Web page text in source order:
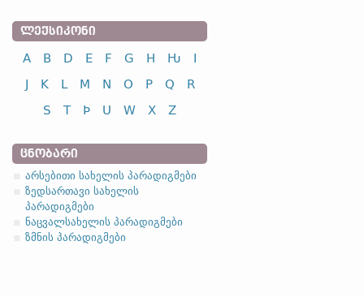
ᲚᲔᲥᲡᲘᲙᲝᲜᲘ
A B D E F G H Ƕ
I
J
K L M N O P Q
R
S
T Þ U W X Z
ᲪᲜᲝᲑᲐᲠᲘ
არსებითი სახელის პარადიგმები
ზედსართავი სახელის
პარადიგმები
ნაცვალსახელის პარადიგმები
ზმნის პარადიგმები